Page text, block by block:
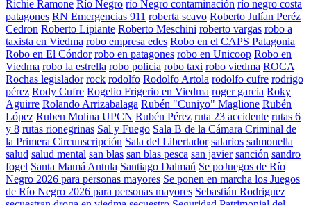
Richie Ramone Río Negro río Negro contaminación río negro costa
patagones RN Emergencias 911 roberta scavo Roberto Julían Peréz
Cedron Roberto Lipiante Roberto Meschini roberto vargas robo a
taxista en Viedma robo empresa edes Robo en el CAPS Patagonia
Robo en El Cóndor robo en patagones robo en Unicoop Robo en
Viedma robo la estrella robo policia robo taxi robo viedma ROCA
Rochas legislador rock rodolfo Rodolfo Artola rodolfo cufre rodrigo
pérez Rody Cufre Rogelio Frigerio en Viedma roger garcia Roky
Aguirre Rolando Arrizabalaga Rubén "Cuniyo" Maglione Rubén
López Ruben Molina UPCN Rubén Pérez ruta 23 accidente rutas 6
y 8 rutas rionegrinas Sal y Fuego Sala B de la Cámara Criminal de
la Primera Circunscripción Sala del Libertador salarios salmonella
salud salud mental san blas san blas pesca san javier sanción sandro
fogel Santa Mamá Antula Santiago Dalmaú Se poJuegos de Río
Negro 2026 para personas mayores Se ponen en marcha los Juegos
de Río Negro 2026 para personas mayores Sebastián Rodriguez